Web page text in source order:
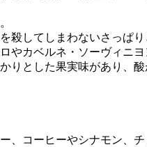
してしまわないさっぱり
カベルネ・ソーヴィニ
とした果実味があり、
コーヒーやシナモン、